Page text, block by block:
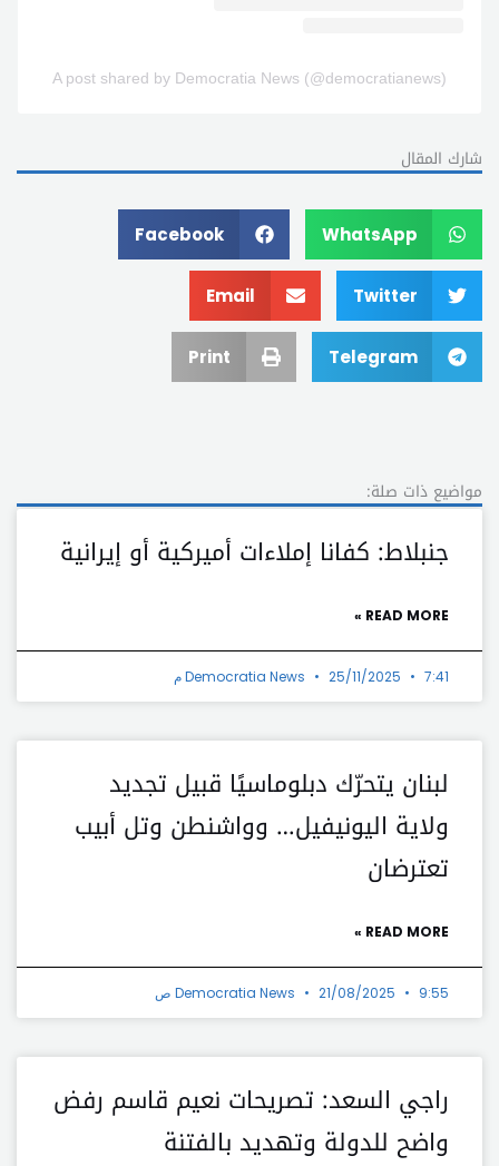
A post shared by Democratia News (@democratianews)
شارك المقال
WhatsApp
Facebook
Twitter
Email
Telegram
Print
مواضيع ذات صلة:
جنبلاط: كفانا إملاءات أميركية أو إيرانية
READ MORE »
Democratia News 25/11/2025 7:41 م
لبنان يتحرّك دبلوماسيًا قبيل تجديد
ولاية اليونيفيل… وواشنطن وتل أبيب
تعترضان
READ MORE »
Democratia News 21/08/2025 9:55 ص
راجي السعد: تصريحات نعيم قاسم رفض
واضح للدولة وتهديد بالفتنة